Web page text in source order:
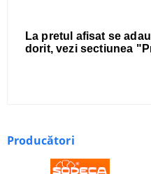
La pretul afisat se
dorit, vezi sectiunea
Producători